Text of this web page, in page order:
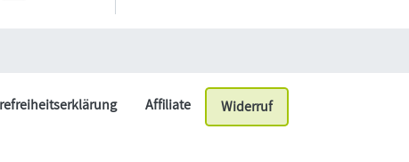
Affiliate Widerruf